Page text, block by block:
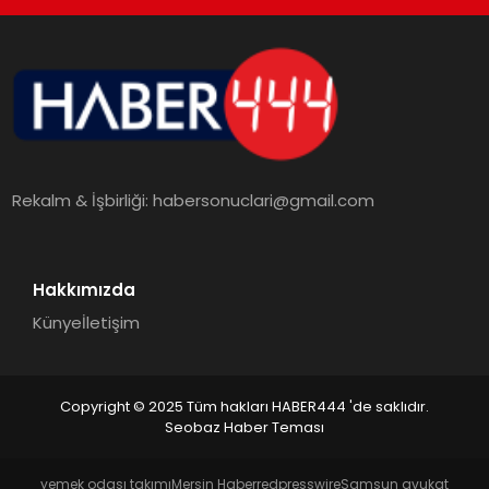
MAGAZIN
EGITIM
YAŞAM
Rekalm & İşbirliği:habersonuclari@gmail.com
Hakkımızda
Künyeİletişim
Copyright © 2025 Tüm hakları HABER444 'de saklıdır.
Seobaz Haber Teması
yemek odası takımıMersin HaberredpresswireSamsun avukat